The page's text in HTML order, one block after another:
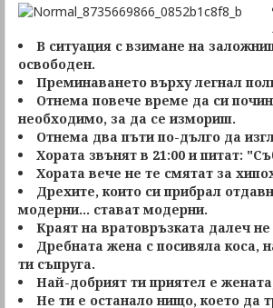
В ситуация с взимане на
освободен.
Преминаването върху легнал
Отнема повече време да си
необходимо, за да се измориш.
Отнема два пъти по-дълго да
Хората звънят ​​в 21:00 и питат:
Хората вече не те смятат за
Дрехите, които си прибрал
модерни... стават модерни.
Краят на вратовръзката далеч
Дребната жена с посивяла коса,
ти съпруга.
Най-добрият ти приятел е
Не ти е останало нищо, което да